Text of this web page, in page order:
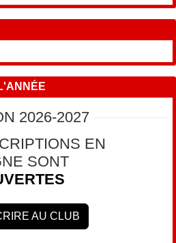
2026-2027
EN
SONT
AU CLUB